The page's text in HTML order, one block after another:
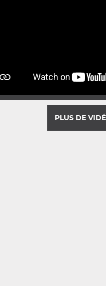
PLUS DE